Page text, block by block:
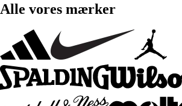
Alle vores mærker